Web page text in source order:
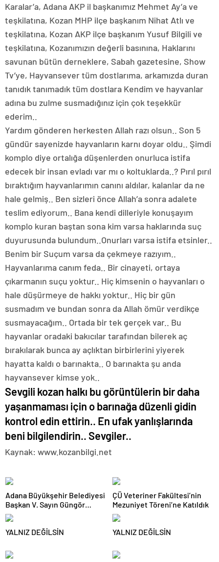
Karalar’a, Adana AKP il başkanımız Mehmet Ay’a ve
teşkilatına, Kozan MHP ilçe başkanım Nihat Atlı ve
teşkilatına, Kozan AKP ilçe başkanım Yusuf Bilgili ve
teşkilatına, Kozanımızın değerli basınına, Haklarını
savunan bütün derneklere, Sabah gazetesine, Show
Tv’ye, Hayvansever tüm dostlarıma, arkamızda duran
tanıdık tanımadık tüm dostlara Kendim ve hayvanlar
adına bu zulme susmadığınız için çok teşekkür
ederim..
Yardım gönderen herkesten Allah razı olsun.. Son 5
gündür sayenizde hayvanların karnı doyar oldu.. Şimdi
komplo diye ortalığa düşenlerden onurluca istifa
edecek bir insan evladı var mı o koltuklarda..? Pırıl pırıl
bıraktığım hayvanlarımın canını aldılar, kalanlar da ne
hale gelmiş.. Ben sizleri önce Allah’a sonra adalete
teslim ediyorum.. Bana kendi dilleriyle konuşayım
komplo kuran baştan sona kim varsa haklarında suç
duyurusunda bulundum..Onurları varsa istifa etsinler..
Benim bir Suçum varsa da çekmeye razıyım..
Hayvanlarıma canım feda.. Bir cinayeti, ortaya
çıkarmanın suçu yoktur.. Hiç kimsenin o hayvanları o
hale düşürmeye de hakkı yoktur.. Hiç bir gün
susmadım ve bundan sonra da Allah ömür verdikçe
susmayacağım.. Ortada bir tek gerçek var.. Bu
hayvanlar oradaki bakıcılar tarafından bilerek aç
bırakılarak bunca ay açlıktan birbirlerini yiyerek
hayatta kaldı o barınakta.. O barınakta şu anda
hayvansever kimse yok..
Sevgili kozan halkı bu görüntülerin bir daha
yaşanmaması için o barınağa düzenli gidin
kontrol edin ettirin.. En ufak yanlışlarında
beni bilgilendirin.. Sevgiler..
Kaynak: www.kozanbilgi.net
Adana Büyükşehir Belediyesi
Başkan V. Sayın Güngör
GEÇER’i makamında ziyaret
ettik.
ÇÜ Veteriner Fakültesi’nin
Mezuniyet Töreni’ne Katıldık
YALNIZ DEĞİLSİN YALNIZ DEĞİLSİN